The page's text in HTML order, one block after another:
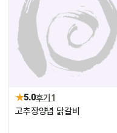
★5.0후기 1
고추장양념 닭갈비